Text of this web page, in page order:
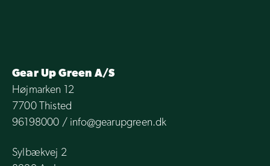
Gear Up Green A/S
Højmarken 12
7700 Thisted
96198000 / info@gearupgreen.dk
Sylbækvej 2